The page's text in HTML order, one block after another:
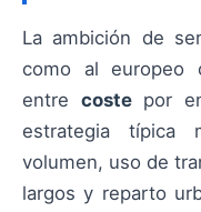
La ambición de
como al europeo
entre costepor
estrategia típica
volumen, uso de
largos y reparto